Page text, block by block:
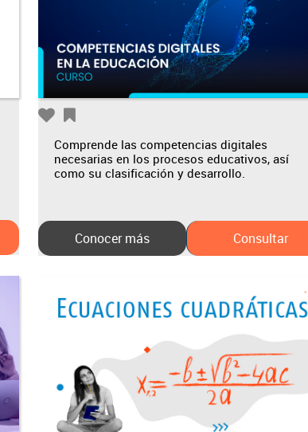
Comprende las competencias digitales
necesarias en los procesos educativos, así
como su clasificación y desarrollo.
Conocer más Consultar